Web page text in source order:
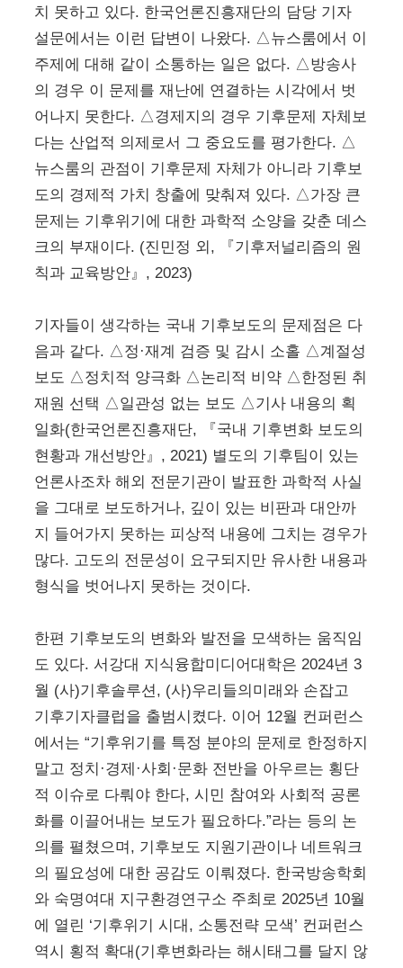
치 못하고 있다. 한국언론진흥재단의 담당 기자
설문에서는 이런 답변이 나왔다. △뉴스룸에서 이
주제에 대해 같이 소통하는 일은 없다. △방송사
의 경우 이 문제를 재난에 연결하는 시각에서 벗
어나지 못한다. △경제지의 경우 기후문제 자체보
다는 산업적 의제로서 그 중요도를 평가한다. △
뉴스룸의 관점이 기후문제 자체가 아니라 기후보
도의 경제적 가치 창출에 맞춰져 있다. △가장 큰
문제는 기후위기에 대한 과학적 소양을 갖춘 데스
크의 부재이다. (진민정 외, 『기후저널리즘의 원
칙과 교육방안』, 2023)
기자들이 생각하는 국내 기후보도의 문제점은 다
음과 같다. △정·재계 검증 및 감시 소홀 △계절성
보도 △정치적 양극화 △논리적 비약 △한정된 취
재원 선택 △일관성 없는 보도 △기사 내용의 획
일화(한국언론진흥재단, 『국내 기후변화 보도의
현황과 개선방안』, 2021) 별도의 기후팀이 있는
언론사조차 해외 전문기관이 발표한 과학적 사실
을 그대로 보도하거나, 깊이 있는 비판과 대안까
지 들어가지 못하는 피상적 내용에 그치는 경우가
많다. 고도의 전문성이 요구되지만 유사한 내용과
형식을 벗어나지 못하는 것이다.
한편 기후보도의 변화와 발전을 모색하는 움직임
도 있다. 서강대 지식융합미디어대학은 2024년 3
월 (사)기후솔루션, (사)우리들의미래와 손잡고
기후기자클럽을 출범시켰다. 이어 12월 컨퍼런스
에서는 “기후위기를 특정 분야의 문제로 한정하지
말고 정치·경제·사회·문화 전반을 아우르는 횡단
적 이슈로 다뤄야 한다, 시민 참여와 사회적 공론
화를 이끌어내는 보도가 필요하다.”라는 등의 논
의를 펼쳤으며, 기후보도 지원기관이나 네트워크
의 필요성에 대한 공감도 이뤄졌다. 한국방송학회
와 숙명여대 지구환경연구소 주최로 2025년 10월
에 열린 ‘기후위기 시대, 소통전략 모색’ 컨퍼런스
역시 횡적 확대(기후변화라는 해시태그를 달지 않